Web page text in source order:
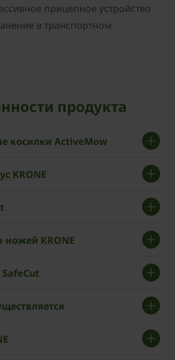
прицепное устройство
в транспортном
продукта
косилки ActiveMow
KRONE
ножей KRONE